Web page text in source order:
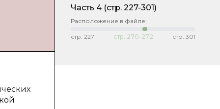
Часть 4 (стр. 227-301)
Расположение в файле:
стр. 227 стр. 270-272 стр. 301